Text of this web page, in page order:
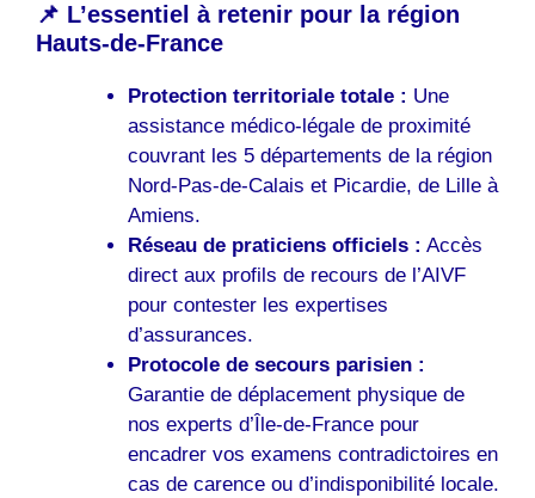
📌 L’essentiel à retenir pour la région
Hauts-de-France
Protection territoriale totale : Une
assistance médico-légale de proximité
couvrant les 5 départements de la région
Nord-Pas-de-Calais et Picardie, de Lille à
Amiens.
Réseau de praticiens officiels : Accès
direct aux profils de recours de l’AIVF
pour contester les expertises
d’assurances.
Protocole de secours parisien :
Garantie de déplacement physique de
nos experts d’Île-de-France pour
encadrer vos examens contradictoires en
cas de carence ou d’indisponibilité locale.